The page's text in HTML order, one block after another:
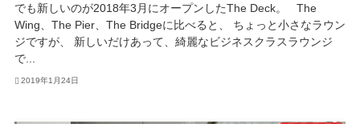
でも新しいのが2018年3月にオープンしたThe Deck。 The
Wing、The Pier、The Bridgeに比べると、 ちょっと小さなラウン
ジですが、 新しいだけあって、綺麗なビジネスクラスラウンジ
で...
2019年1月24日